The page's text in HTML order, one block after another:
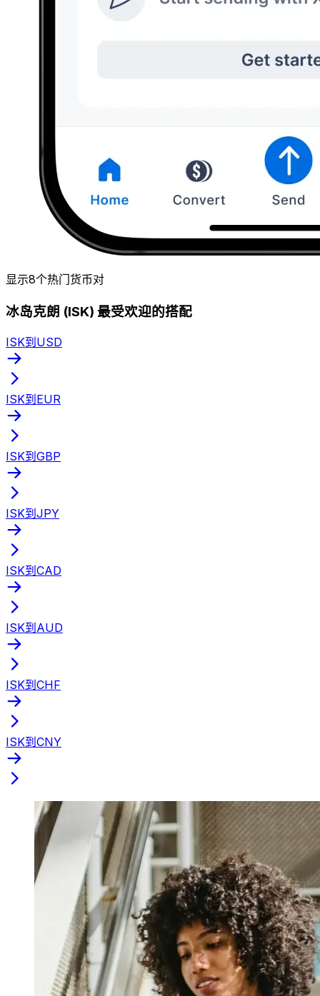
显示8个热门货币对
冰岛克朗 (ISK) 最受欢迎的搭配
ISK到USD
ISK到EUR
ISK到GBP
ISK到JPY
ISK到CAD
ISK到AUD
ISK到CHF
ISK到CNY